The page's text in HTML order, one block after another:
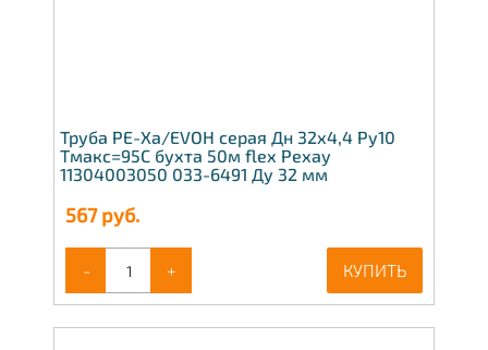
Труба PE-Xa/EVOH серая Дн 32х4,4 Ру10
Тмакс=95C бухта 50м flex Рехау
11304003050 033-6491 Ду 32 мм
567руб.
- + КУПИТЬ